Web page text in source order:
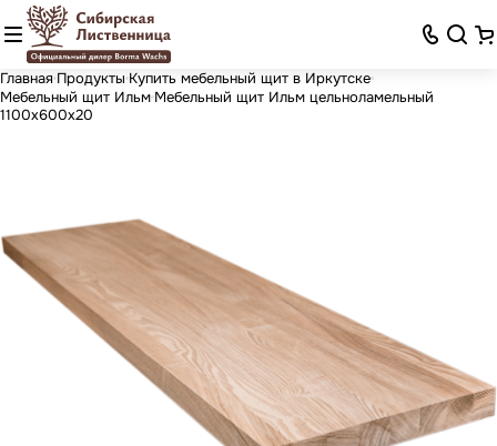
Главная Продукты Купить мебельный щит в Иркутске
Мебельный щит Ильм Мебельный щит Ильм цельноламельный
1100х600х20